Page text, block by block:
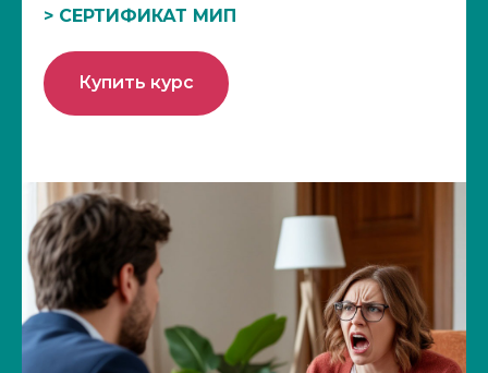
> СЕРТИФИКАТ МИП
Купить курс